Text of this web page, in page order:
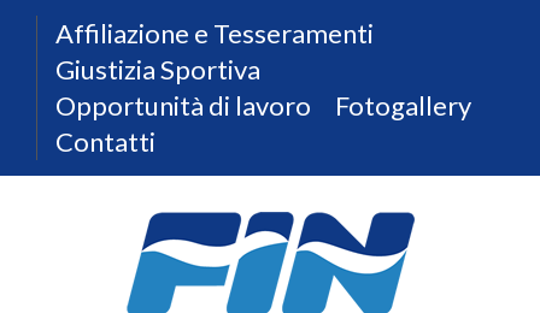
Affiliazione e Tesseramenti
Giustizia Sportiva
Opportunità di lavoro
Fotogallery
Contatti